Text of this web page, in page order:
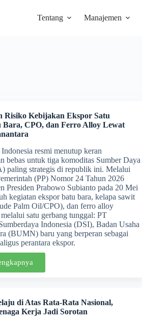
Tentang Manajemen
Risiko Kebijakan Ekspor Satu
Bara, CPO, dan Ferro Alloy Lewat
a
resmi menutup keran
bebas untuk tiga komoditas Sumber Daya
paling strategis di republik ini. Melalui
(PP) Nomor 24 Tahun 2026
Presiden Prabowo Subianto pada 20 Mei
kegiatan ekspor batu bara, kelapa sawit
Palm Oil/CPO), dan ferro alloy
satu gerbang tunggal: PT
Indonesia (DSI), Badan Usaha
(BUMN) baru yang berperan sebagai
perantara ekspor.
di Atas Rata-Rata Nasional,
Kerja Jadi Sorotan